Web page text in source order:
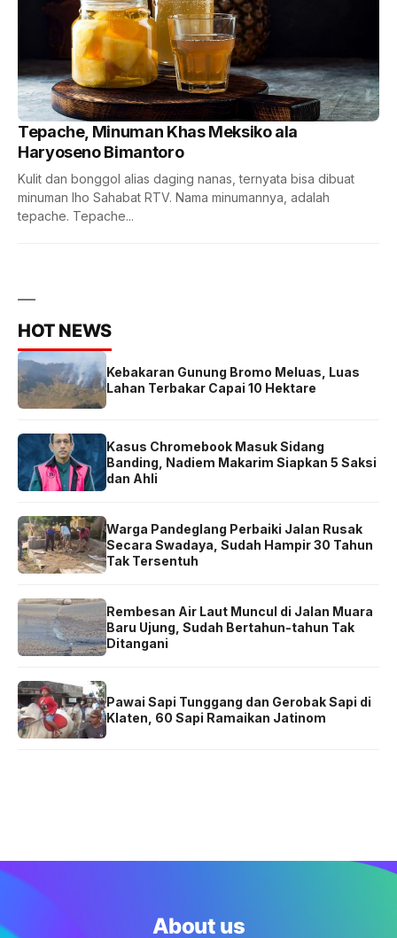
Tepache, Minuman Khas Meksiko ala
Haryoseno Bimantoro
Kulit dan bonggol alias daging nanas, ternyata bisa dibuat
minuman lho Sahabat RTV. Nama minumannya, adalah
tepache. Tepache...
HOT NEWS
Kebakaran Gunung Bromo Meluas, Luas
Lahan Terbakar Capai 10 Hektare
Kasus Chromebook Masuk Sidang
Banding, Nadiem Makarim Siapkan 5 Saksi
dan Ahli
Warga Pandeglang Perbaiki Jalan Rusak
Secara Swadaya, Sudah Hampir 30 Tahun
Tak Tersentuh
Rembesan Air Laut Muncul di Jalan Muara
Baru Ujung, Sudah Bertahun-tahun Tak
Ditangani
Pawai Sapi Tunggang dan Gerobak Sapi di
Klaten, 60 Sapi Ramaikan Jatinom
About us